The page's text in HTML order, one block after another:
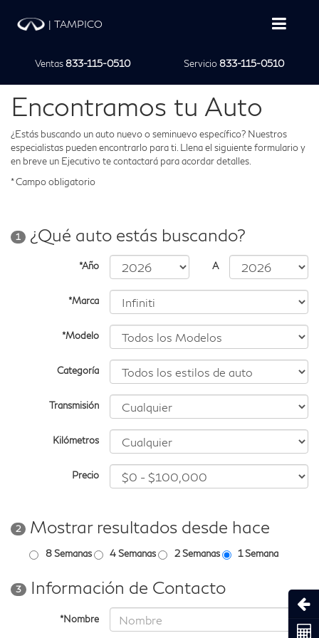
| TAMPICO
Ventas 833-115-0510 Servicio833-115-0510
Encontramos tu Auto
¿Estás buscando un auto nuevo o seminuevo específico? Nuestros
especialistas pueden encontrarlo para ti. Llena el siguiente formulario y
en breve un Ejecutivo te contactará para acordar detalles.
* Campo obligatorio
1 ¿Qué auto estás buscando?
*Año A
*Marca
*Modelo
Categoría
Transmisión
Kilómetros
Precio
2 Mostrar resultados desde hace
8 Semanas 4 Semanas 2 Semanas 1 Semana
3 Información de Contacto
*Nombre